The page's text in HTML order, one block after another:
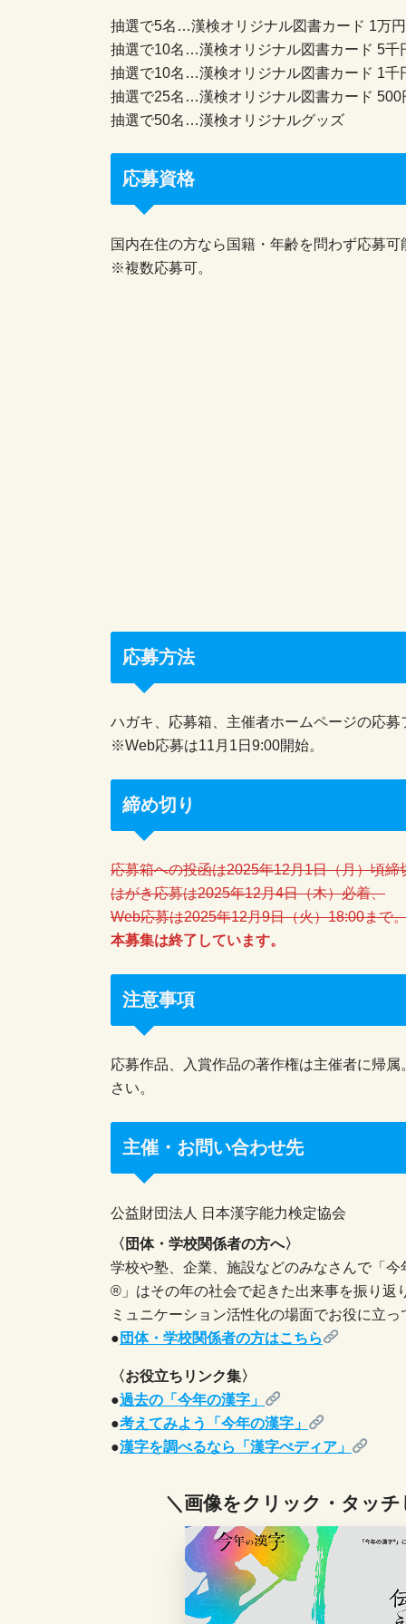
抽選で5名…漢検オリジナル図書カード 1万
抽選で10名…漢検オリジナル図書カード 5千
抽選で10名…漢検オリジナル図書カード 1千
抽選で25名…漢検オリジナル図書カード 500
抽選で50名…漢検オリジナルグッズ
応募資格
国内在住の方なら国籍・年齢を問わず応募可
※複数応募可。
応募方法
ハガキ、応募箱、主催者ホームページの応
※Web応募は11月1日9:00開始。
締め切り
応募箱への投函は2025年12月1日（月）頃締
はがき応募は2025年12月4日（木）必着、
Web応募は2025年12月9日（火）18:00まで
本募集は終了しています。
注意事項
応募作品、入賞作品の著作権は主催者に帰
さい。
主催・お問い合わせ先
公益財団法人 日本漢字能力検定協会
〈団体・学校関係者の方へ〉
学校や塾、企業、施設などのみなさんで「
®」はその年の社会で起きた出来事を振り返
ミュニケーション活性化の場面でお役に立っ
● 団体・学校関係者の方はこちら
〈お役立ちリンク集〉
●過去の「今年の漢字」
●考えてみよう「今年の漢字」
●漢字を調べるなら「漢字ぺディア」
＼画像をクリック・タッ